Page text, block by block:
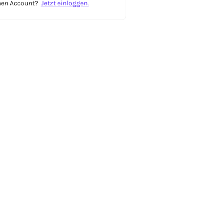
Account? Jetzt einloggen.